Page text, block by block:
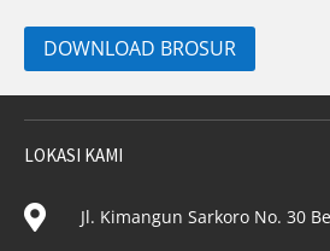
DOWNLOAD BROSUR
LOKASI KAMI
 Jl. Kimangun Sarkoro No. 30